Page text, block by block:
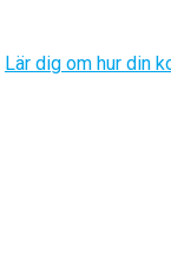
Lär dig om hur din